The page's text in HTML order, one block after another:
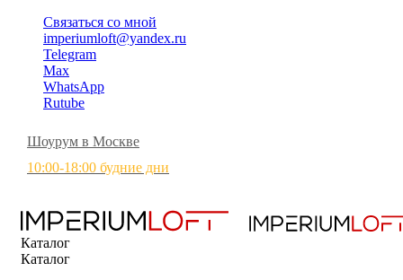
Связаться со мной
imperiumloft@yandex.ru
Telegram
Max
WhatsApp
Rutube
Шоурум в Москве
10:00-18:00 будние дни
Каталог
Каталог